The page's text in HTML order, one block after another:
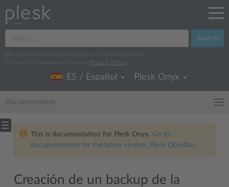
Search
We log search terms to improve our documentation.
For more information, read our
Privacy Policy
ES / Español Plesk Onyx
Documentation
This is documentation for Plesk Onyx. Go to
documentation for the latest version, Plesk Obsidian.
Creación de un backup de la